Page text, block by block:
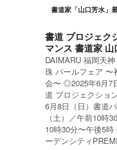
書道家「山口芳水」
書道 プロジェク
マンス 書道家
DAIMARU 福岡天
珠 パールフェア 〜
会〜 ◎2025年6月7
道 プロジェクショ
6月8日（日）書道
（土）／午前10時
10時30分〜午後5
ーデンシティ